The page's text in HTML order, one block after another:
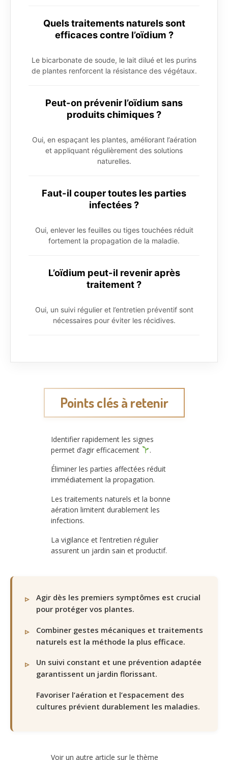
Quels traitements naturels sont
efficaces contre l’oïdium ?
Le bicarbonate de soude, le lait dilué et les purins
de plantes renforcent la résistance des végétaux.
Peut-on prévenir l’oïdium sans
produits chimiques ?
Oui, en espaçant les plantes, améliorant l’aération
et appliquant régulièrement des solutions
naturelles.
Faut-il couper toutes les parties
infectées ?
Oui, enlever les feuilles ou tiges touchées réduit
fortement la propagation de la maladie.
L’oïdium peut-il revenir après
traitement ?
Oui, un suivi régulier et l’entretien préventif sont
nécessaires pour éviter les récidives.
Points clés à retenir
Identifier rapidement les signes
permet d’agir efficacement
.
Éliminer les parties affectées réduit
immédiatement la propagation.
Les traitements naturels et la bonne
aération limitent durablement les
infections.
La vigilance et l’entretien régulier
assurent un jardin sain et productif.
Agir dès les premiers symptômes est crucial
pour protéger vos plantes.
Combiner gestes mécaniques et traitements
naturels est la méthode la plus efficace.
Un suivi constant et une prévention adaptée
garantissent un jardin florissant.
Favoriser l’aération et l’espacement des
cultures prévient durablement les maladies.
Voir un autre article sur le thème